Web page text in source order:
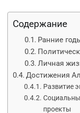
Содержание
Ранние
Личная
Достижения
Развитие
проекты